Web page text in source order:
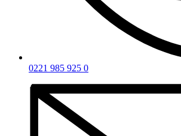
0221 985 925 0